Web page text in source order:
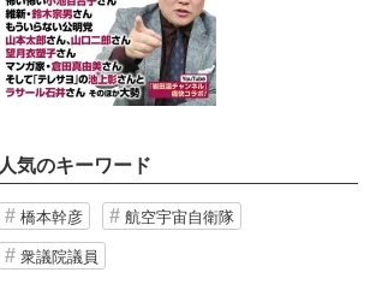
人気のキーワード
橋本幹彦 航空宇宙自衛隊
衆議院議員